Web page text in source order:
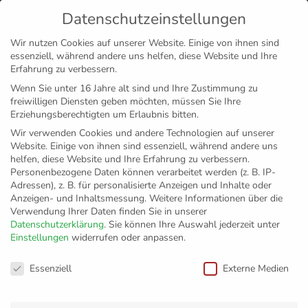
MENÜ
Disclaimer Impressum Datenschutz
GS Neufrach
Datenschutzeinstellungen
Wir nutzen Cookies auf unserer Website. Einige von ihnen sind
essenziell, während andere uns helfen, diese Website und Ihre
Erfahrung zu verbessern.
Wenn Sie unter 16 Jahre alt sind und Ihre Zustimmung zu
freiwilligen Diensten geben möchten, müssen Sie Ihre
Erziehungsberechtigten um Erlaubnis bitten.
Wir verwenden Cookies und andere Technologien auf unserer
Website. Einige von ihnen sind essenziell, während andere uns
helfen, diese Website und Ihre Erfahrung zu verbessern.
Personenbezogene Daten können verarbeitet werden (z. B. IP-
Adressen), z. B. für personalisierte Anzeigen und Inhalte oder
Anzeigen- und Inhaltsmessung. Weitere Informationen über die
Verwendung Ihrer Daten finden Sie in unserer
Datenschutzerklärung. Sie können Ihre Auswahl jederzeit unter
Einstellungen widerrufen oder anpassen.
Datenschutzeinstellungen
Essenziell Externe Medien